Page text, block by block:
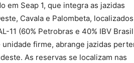
em Seap 1, que integra as jazidas
Cavala e Palombeta,
11 (60% Petrobras e 40% IBV Brasil
firme, abrange jazidas
As reservas se localizam nas